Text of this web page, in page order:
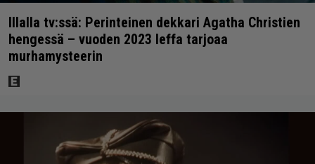
Illalla tv:ssä: Perinteinen dekkari Agatha Christien
hengessä – vuoden 2023 leffa tarjoaa
murhamysteerin